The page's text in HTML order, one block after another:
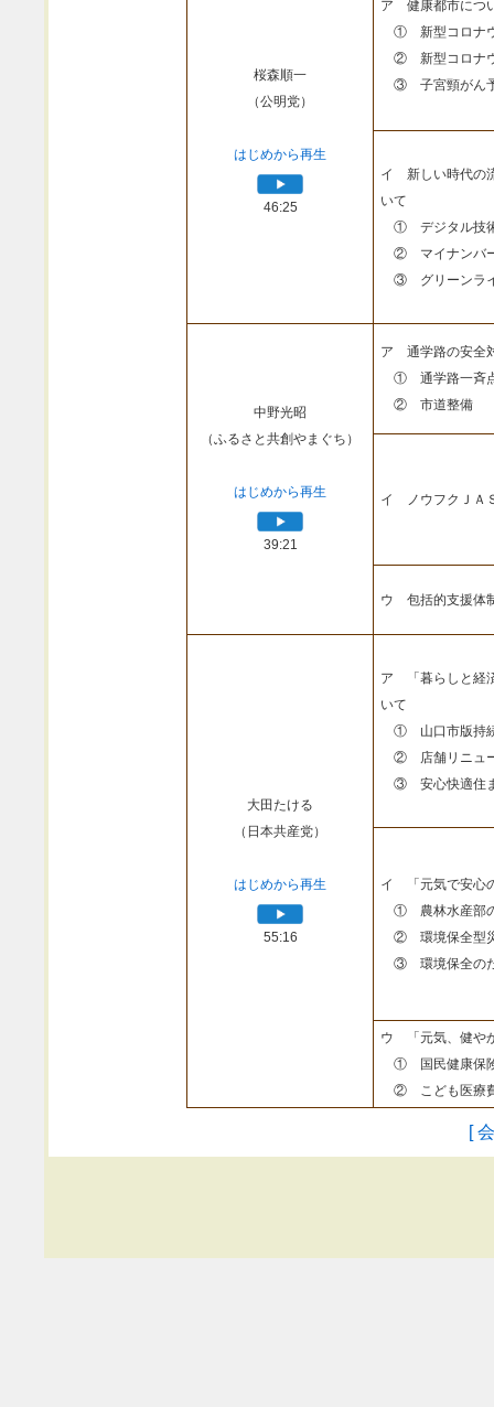
桜森順一
（公明党）
はじめから再生
46:25
ア 健康都市につ
① 新型コロナウ
② 新型コロナウ
③ 子宮頸がん予
イ 新しい時代の
いて
① デジタル技
② マイナンバ
③ グリーンライ
中野光昭
（ふるさと共創やまぐち）
はじめから再生
39:21
ア 通学路の安全
① 通学路一斉
② 市道整備
イ ノウフクＪＡ
ウ 包括的支援体
大田たける
（日本共産党）
はじめから再生
55:16
ア 「暮らしと経
いて
① 山口市版持続
② 店舗リニュー
③ 安心快適住ま
イ 「元気で安心
① 農林水産部
② 環境保全型
③ 環境保全のた
ウ 「元気、健や
① 国民健康保険
② こども医療費
[